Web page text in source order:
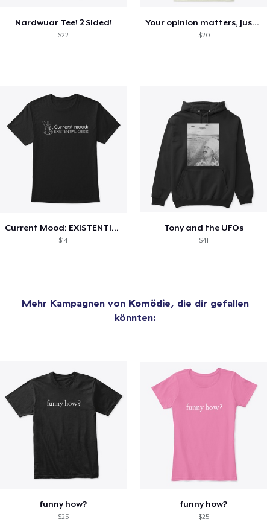
Nardwuar Tee! 2 Sided!
$22
Your opinion matters, Just not to me!
$20
Current Mood: EXISTENTIAL CRISIS
$14
Tony and the UFOs
$41
Mehr Kampagnen von Komödie, die dir gefallen
könnten:
funny how?
$25
funny how?
$25